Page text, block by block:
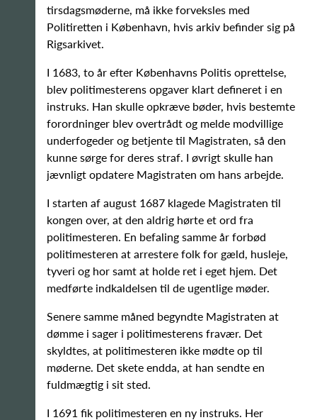
tirsdagsmøderne, må ikke forveksles med
Politiretten i København, hvis arkiv befinder sig på
Rigsarkivet.
I 1683, to år efter Københavns Politis oprettelse,
blev politimesterens opgaver klart defineret i en
instruks. Han skulle opkræve bøder, hvis bestemte
forordninger blev overtrådt og melde modvillige
underfogeder og betjente til Magistraten, så den
kunne sørge for deres straf. I øvrigt skulle han
jævnligt opdatere Magistraten om hans arbejde.
I starten af august 1687 klagede Magistraten til
kongen over, at den aldrig hørte et ord fra
politimesteren. En befaling samme år forbød
politimesteren at arrestere folk for gæld, husleje,
tyveri og hor samt at holde ret i eget hjem. Det
medførte indkaldelsen til de ugentlige møder.
Senere samme måned begyndte Magistraten at
dømme i sager i politimesterens fravær. Det
skyldtes, at politimesteren ikke mødte op til
møderne. Det skete endda, at han sendte en
fuldmægtig i sit sted.
I 1691 fik politimesteren en ny instruks. Her